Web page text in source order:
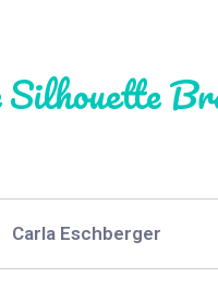
Silhouette
Thiara Ney
Carla Eschberger